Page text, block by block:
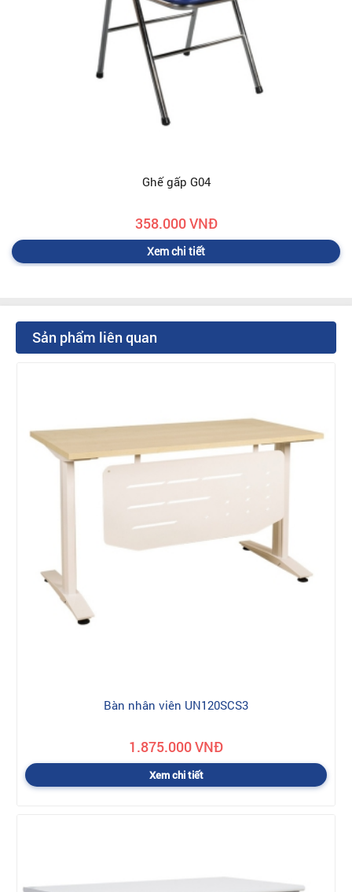
Ghế gấp G04
358.000 VNĐ
Xem chi tiết
Sản phẩm liên quan
Bàn nhân viên UN120SCS3
1.875.000 VNĐ
Xem chi tiết